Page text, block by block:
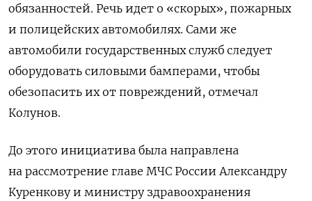
обязанностей. Речь идет о «скорых», пожарных
и полицейских автомобилях. Сами же
автомобили государственных служб следует
оборудовать силовыми бамперами, чтобы
обезопасить их от повреждений, отмечал
Колунов.
До этого инициатива была направлена
на рассмотрение главе МЧС России Александру
Куренкову и министру здравоохранения